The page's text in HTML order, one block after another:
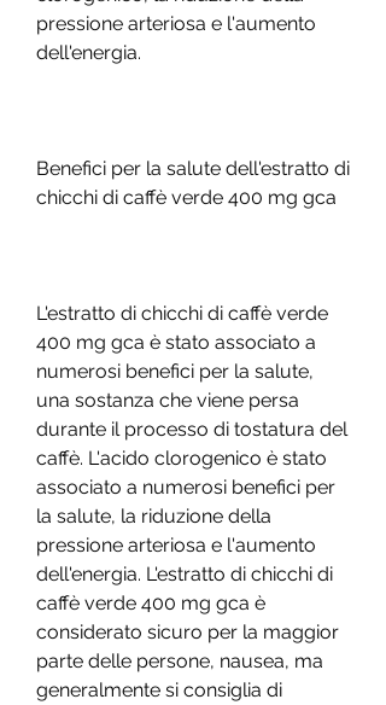
pressione arteriosa e l'aumento
dell'energia.
Benefici per la salute dell'estratto di
chicchi di caffè verde 400 mg gca
L'estratto di chicchi di caffè verde
400 mg gca è stato associato a
numerosi benefici per la salute,
una sostanza che viene persa
durante il processo di tostatura del
caffè. L'acido clorogenico è stato
associato a numerosi benefici per
la salute, la riduzione della
pressione arteriosa e l'aumento
dell'energia. L'estratto di chicchi di
caffè verde 400 mg gca è
considerato sicuro per la maggior
parte delle persone, nausea, ma
generalmente si consiglia di